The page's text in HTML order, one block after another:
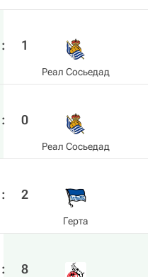
: 1
Реал Сосьедад
: 0
Реал Сосьедад
: 2
Герта
: 8